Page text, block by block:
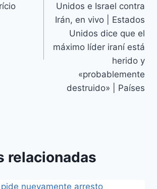
Unidos e Israel contra
Irán, en vivo | Estados
Unidos dice que el
máximo líder iraní está
herido y
«probablemente
destruido» | Países
relacionadas